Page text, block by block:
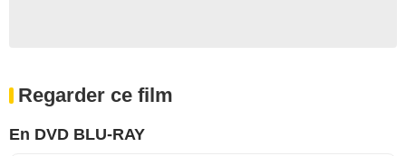
Regarder ce film
En DVD BLU-RAY